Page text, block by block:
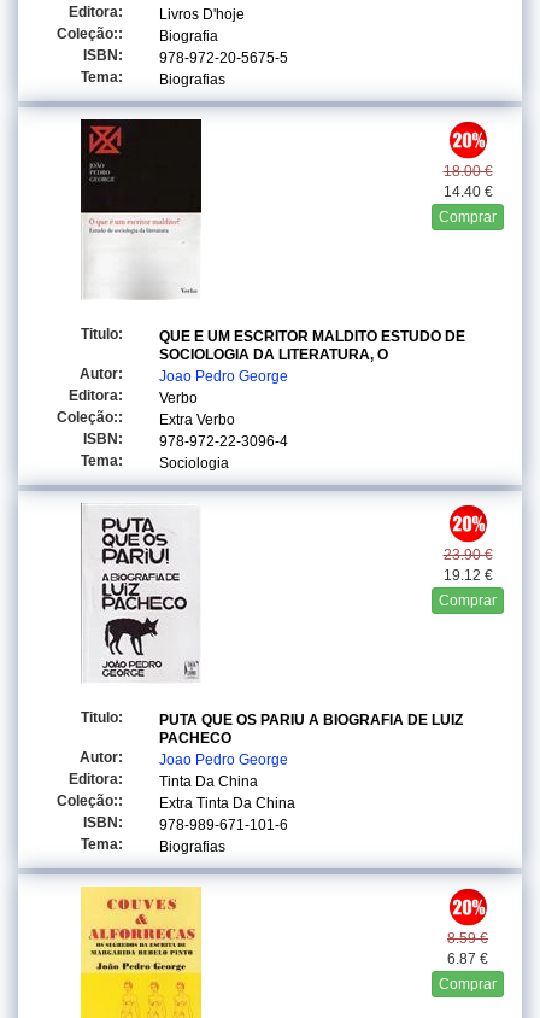
Editora:
Livros D'hoje
Coleção::
Biografia
ISBN:
978-972-20-5675-5
Tema:
Biografias
18.00 €
14.40 €
Comprar
Titulo:
QUE E UM ESCRITOR MALDITO ESTUDO DE
SOCIOLOGIA DA LITERATURA, O
Autor:
Joao Pedro George
Editora:
Verbo
Coleção::
Extra Verbo
ISBN:
978-972-22-3096-4
Tema:
Sociologia
23.90 €
19.12 €
Comprar
Titulo:
PUTA QUE OS PARIU A BIOGRAFIA DE LUIZ
PACHECO
Autor:
Joao Pedro George
Editora:
Tinta Da China
Coleção::
Extra Tinta Da China
ISBN:
978-989-671-101-6
Tema:
Biografias
8.59 €
6.87 €
Comprar